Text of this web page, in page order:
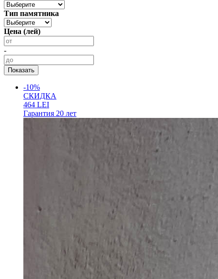
Тип памятника
Цена (лей)
-
-10%
СКИДКА
464 LEI
Гарантия 20 лет